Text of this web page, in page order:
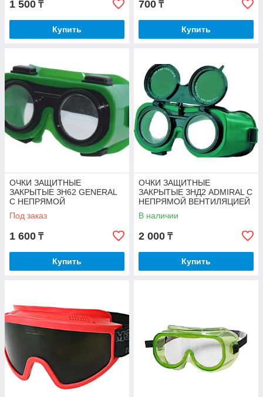
1 500 ₸
Купить
700 ₸
Купить
ОЧКИ ЗАЩИТНЫЕ
ЗАКРЫТЫЕ ЗН62 GENERAL
С НЕПРЯМОЙ
ВЕНТИЛЯЦИЕЙ
Под заказ
1 600 ₸
Купить
ОЧКИ ЗАЩИТНЫЕ
ЗАКРЫТЫЕ ЗНД2 ADMIRAL С
НЕПРЯМОЙ ВЕНТИЛЯЦИЕЙ
В наличии
2 000 ₸
Купить